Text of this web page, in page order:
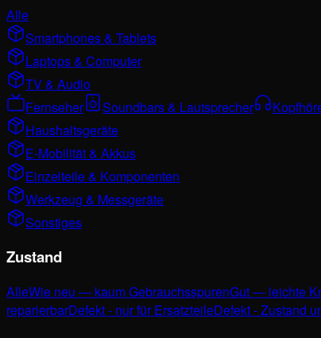
Alle
Smartphones & Tablets
Laptops & Computer
TV & Audio
Fernseher
Soundbars & Lautsprecher
Haushaltsgeräte
E-Mobilität & Akkus
Einzelteile & Komponenten
Werkzeug & Messgeräte
Sonstiges
Zustand
AlleWie neu — kaum GebrauchsspurenGut — leichte
reparierbarDefekt - nur für ErsatzteileDefekt - Zustand